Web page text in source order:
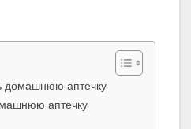
домашнюю аптечку
аптечку